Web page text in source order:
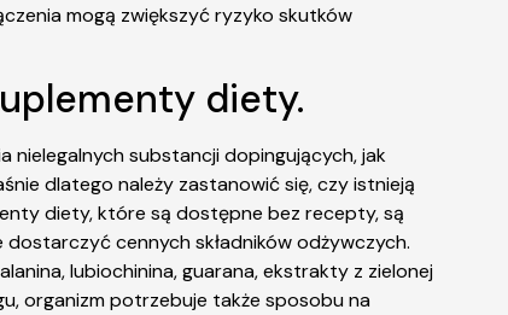
mogą zwiększyć ryzyko skutków
diety.
substancji dopingujących, jak
dlatego należy zastanowić się, czy istnieją
diety, które są dostępne bez recepty, są
cennych składników odżywczych.
lubiochinina, guarana, ekstrakty z zielonej
organizm potrzebuje także sposobu na